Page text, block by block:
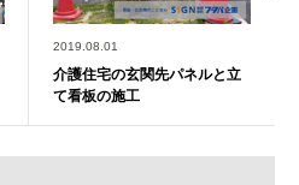
2019.08.01
介護住宅の玄関先パネルと立
て看板の施工